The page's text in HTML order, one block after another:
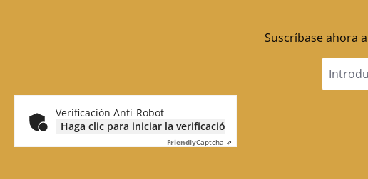
Suscríbase ahora
de
Verificación Anti-Robot
Haga clic para iniciar la verificación
FriendlyCaptcha ⇗